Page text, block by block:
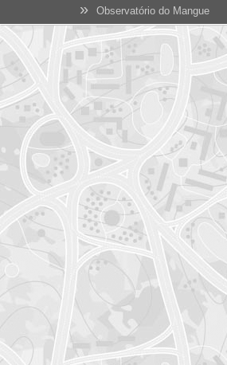
» Observatório do Mangue